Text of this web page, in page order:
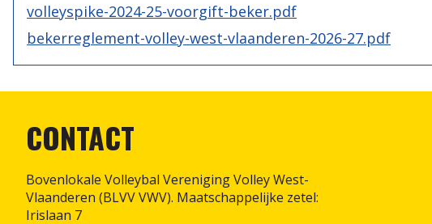
volleyspike-2024-25-voorgift-beker.pdf
bekerreglement-volley-west-vlaanderen-2026-27.pdf
CONTACT
Bovenlokale Volleybal Vereniging Volley West-
Vlaanderen (BLVV VWV). Maatschappelijke zetel:
Irislaan 7